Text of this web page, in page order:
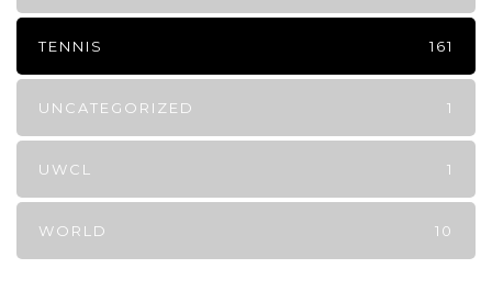
TENNIS 161
UNCATEGORIZED 1
UWCL 1
WORLD 10